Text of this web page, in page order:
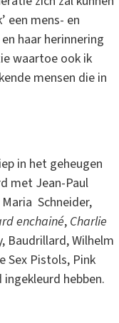
een mens- en
haar herinnering
waartoe ook ik
mensen die in
in het geheugen
met Jean-Paul
Schneider,
enchainé, Charlie
Baudrillard, Wilhelm
Sex Pistols, Pink
hebben.